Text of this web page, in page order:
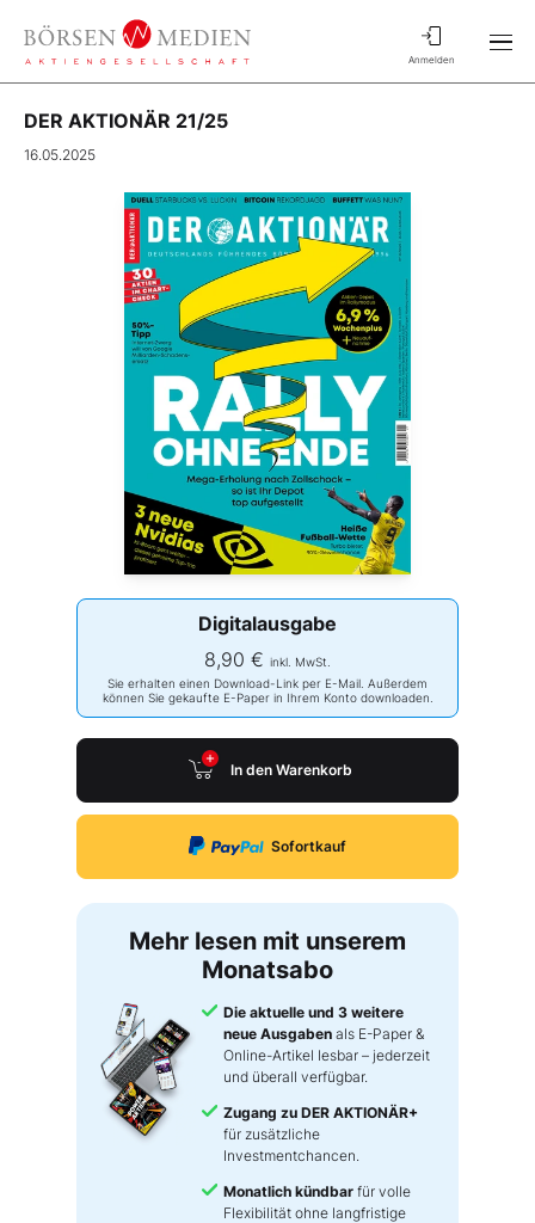
Anmelden
DER AKTIONÄR 21/25
16.05.2025
Digitalausgabe
8,90 € inkl. MwSt.
Sie erhalten einen Download-Link per E-Mail. Außerdem
können Sie gekaufte E-Paper in Ihrem Konto downloaden.
In den Warenkorb
Sofortkauf
Mehr lesen mit unserem
Monatsabo
Die aktuelle und 3 weitere
neue Ausgaben als E-Paper &
Online-Artikel lesbar – jederzeit
und überall verfügbar.
Zugang zu DER AKTIONÄR+
für zusätzliche
Investmentchancen.
Monatlich kündbar für volle
Flexibilität ohne langfristige